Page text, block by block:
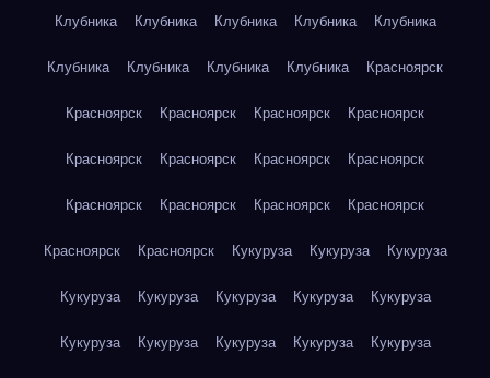
Клубника Клубника Клубника Клубника Клубника
Клубника Клубника Клубника Клубника Красноярск
Красноярск Красноярск Красноярск Красноярск
Красноярск Красноярск Красноярск Красноярск
Красноярск Красноярск Красноярск Красноярск
Красноярск Красноярск Кукуруза Кукуруза Кукуруза
Кукуруза Кукуруза Кукуруза Кукуруза Кукуруза
Кукуруза Кукуруза Кукуруза Кукуруза Кукуруза